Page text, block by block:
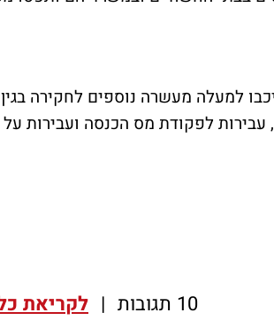
למעלה מעשרה נוספים לחקירה
לפקודת מס הכנסה ועבירות
10 תגובות | לקריאת